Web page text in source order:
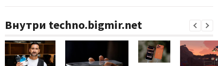
Внутри techno.bigmir.net